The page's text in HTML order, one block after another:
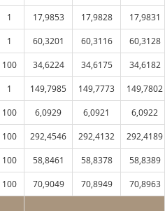
1 17,9853 17,9828
17,9831
1 60,3201 60,3116
60,3128
100 34,6224 34,6175
34,6182
1 149,7985 149,7773
149,7802
100 6,0929 6,0921
6,0922
100 292,4546 292,4132
292,4189
100 58,8461 58,8378
58,8389
100 70,9049 70,8949 70,8963